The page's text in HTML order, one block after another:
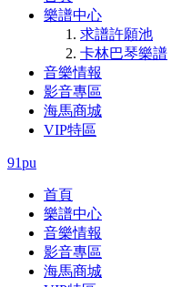
樂譜中心
求譜許願池
卡林巴琴樂譜
音樂情報
影音專區
海馬商城
VIP特區
91pu
首頁
樂譜中心
音樂情報
影音專區
海馬商城